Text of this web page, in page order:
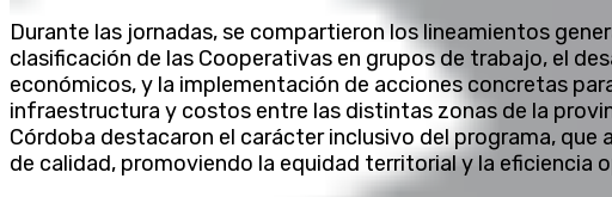
Durante las jornadas, se compartieron los lineamientos
clasificación de las Cooperativas en grupos de trabajo, el
económicos, y la implementación de acciones concretas
infraestructura y costos entre las distintas zonas de la
Córdoba destacaron el carácter inclusivo del programa, que
de calidad, promoviendo la equidad territorial y la eficiencia